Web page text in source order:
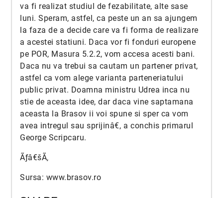
va fi realizat studiul de fezabilitate, alte sase
luni. Speram, astfel, ca peste un an sa ajungem
la faza de a decide care va fi forma de realizare
a acestei statiuni. Daca vor fi fonduri europene
pe POR, Masura 5.2.2, vom accesa acesti bani.
Daca nu va trebui sa cautam un partener privat,
astfel ca vom alege varianta parteneriatului
public privat. Doamna ministru Udrea inca nu
stie de aceasta idee, dar daca vine saptamana
aceasta la Brasov ii voi spune si sper ca vom
avea intregul sau sprijinâ€, a conchis primarul
George Scripcaru.
Ãƒâ€šÃ‚
Sursa: www.brasov.ro